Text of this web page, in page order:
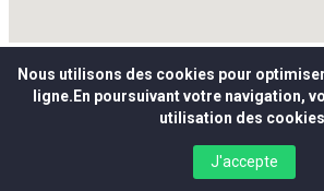
Nous utilisons des cookies pour
ligne.En poursuivant votre navigation,
utilisation des
J'accepte